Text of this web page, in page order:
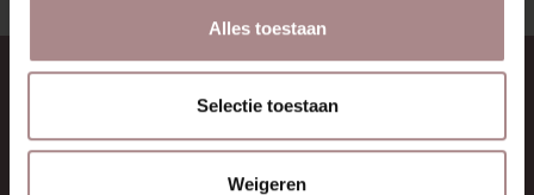
Alles toestaan
Selectie toestaan
Weigeren
CONTACT
Sav & Økse is een onderdeel van
De Machinekamer